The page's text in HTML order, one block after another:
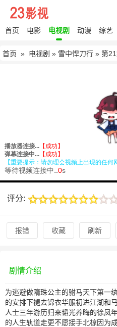
首页 电影 电视剧 动漫 综艺
首页 » 电视剧 » 雪中悍刀行 » 第
评分:
报错 收藏 刷新
剧情介绍
为逃避做隋珠公主的驸马天下第一
的安排下褪去锦衣华服初进江湖和
人士三年游历归来韬光养晦的徐凤
的人生轨道走更不愿接手北椋因为